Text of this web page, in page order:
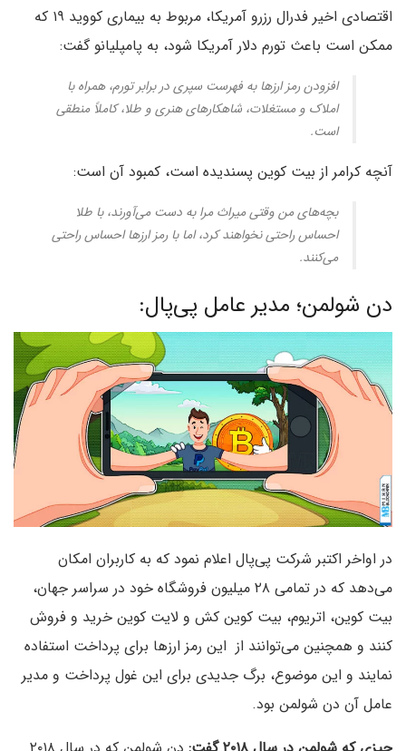
اقتصادی اخیر فدرال رزرو آمریکا، مربوط به بیماری کووید ۱۹ که
ممکن است باعث تورم دلار آمریکا شود، به پامپلیانو گفت:
افزودن رمز ارزها به فهرست سپری در برابر تورم، همراه با
املاک و مستغلات، شاهکارهای هنری و طلا، کاملاً منطقی
است.
آنچه کرامر از بیت کوین پسندیده است، کمبود آن است:
بچه‌های من وقتی میراث مرا به دست می‌آورند، با طلا
احساس راحتی نخواهند کرد، اما با رمز ارزها احساس راحتی
می‌کنند.
دن شولمن؛ مدیر عامل پی‌پال:
در اواخر اکتبر شرکت پی‌پال اعلام نمود که به کاربران امکان
می‌دهد که در تمامی ۲۸ میلیون فروشگاه‌ خود در سراسر جهان،
بیت کوین، اتریوم، بیت کوین کش و لایت کوین خرید و فروش
کنند و همچنین می‌توانند از این رمز ارزها برای پرداخت استفاده
نمایند و این موضوع، برگ جدیدی برای این غول پرداخت و مدیر
عامل آن دن شولمن بود.